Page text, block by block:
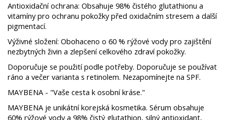
Antioxidační ochrana: Obsahuje 98% čistého glutathionu a
vitamíny pro ochranu pokožky před oxidačním stresem a další
pigmentací.
Výživné složení: Obohaceno o 60 % rýžové vody pro zajištění
nezbytných živin a zlepšení celkového zdraví pokožky.
Doporučuje se použití podle potřeby. Doporučuje se používat
ráno a večer varianta s retinolem. Nezapomínejte na SPF.
MAYBENA - "Vaše cesta k osobní kráse."
MAYBENA je unikátní korejská kosmetika. Sérum obsahuje
60% rýžové vody a 98% čistý glutathion, silný antioxidant,